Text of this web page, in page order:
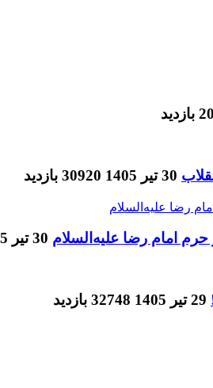
30 تیر 1405 30920 بازدید
حرم امام رضا علیه‌السلام 30 تیر 1405
29 تیر 1405
32748 بازدید